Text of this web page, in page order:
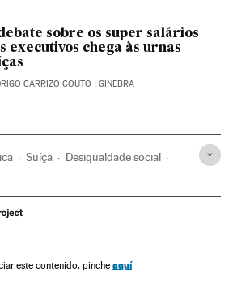
sobre os super salários
executivos chega às urnas
CARRIZO COUTO | GINEBRA
Suíça Desigualdade social
Partidos políticos
Política Sociedade
este contenido, pinche aquí